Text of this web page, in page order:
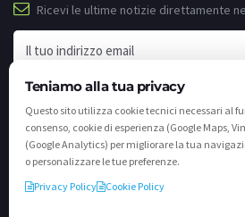
Teniamo alla tua privacy
Questo sito utilizza cookie tecnici necessari al
consenso, cookie di esperienza (Google Maps,
(Google Analytics) per migliorare la tua
o personalizzare le tue preferenze.
Privacy Policy
Cookie Policy
Ricevi le ultime notizie direttamente